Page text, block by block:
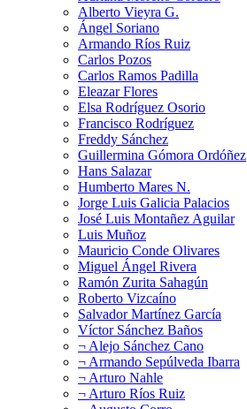
Alberto Vieyra G.
Ángel Soriano
Armando Ríos Ruiz
Carlos Pozos
Carlos Ramos Padilla
Eleazar Flores
Elsa Rodríguez Osorio
Francisco Rodríguez
Freddy Sánchez
Guillermina Gómora Ordóñez
Hans Salazar
Humberto Mares N.
Jorge Luis Galicia Palacios
José Luis Montañez Aguilar
Luis Muñoz
Mauricio Conde Olivares
Miguel Ángel Rivera
Ramón Zurita Sahagún
Roberto Vizcaíno
Salvador Martínez García
Víctor Sánchez Baños
¬ Alejo Sánchez Cano
¬ Armando Sepúlveda Ibarra
¬ Arturo Nahle
¬ Arturo Ríos Ruiz